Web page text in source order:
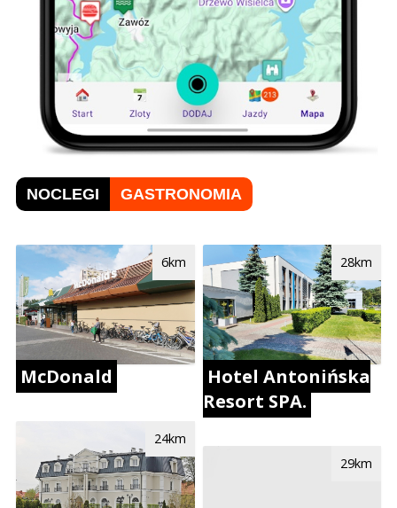
NOCLEGI GASTRONOMIA
McDonald
6km
24km
Hotel Antonińska
Resort SPA.
28km
29km